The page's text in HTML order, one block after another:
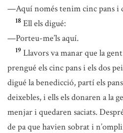
—Aquí només tenim cinc pans i
18 Ell els digué:
—Porteu-me’ls aquí.
19 Llavors va manar que la gent
prengué els cinc pans i els dos
digué la benedicció, partí els
deixebles, i ells els donaren a la
menjar i quedaren saciats.
de pa que havien sobrat i